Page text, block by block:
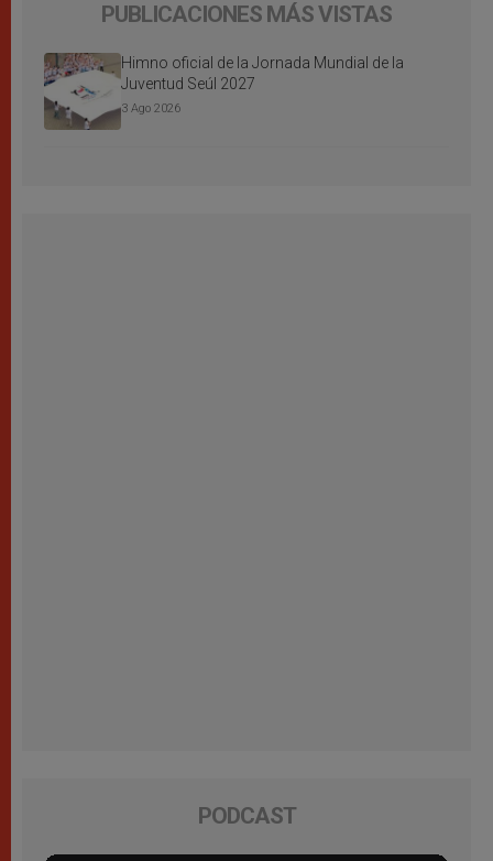
PUBLICACIONES MÁS VISTAS
Himno oficial de la Jornada Mundial de la
Juventud Seúl 2027
3 Ago 2026
PODCAST